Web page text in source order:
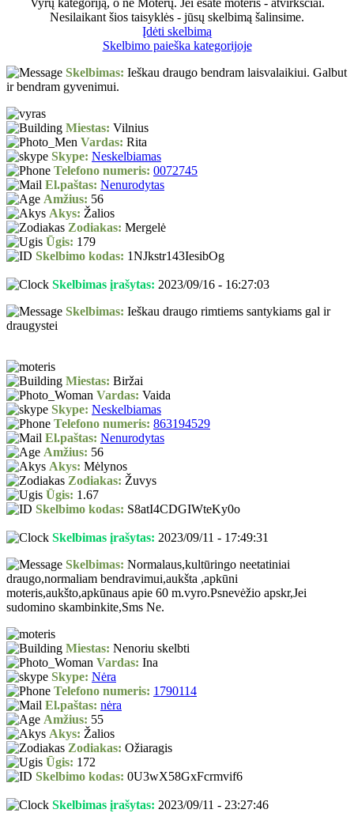
Vyrų kategoriją, o ne Moterų. Jei esate moteris - atvirkščiai.
Nesilaikant šios taisyklės - jūsų skelbimą šalinsime.
Įdėti skelbimą
Skelbimo paieška kategorijoje
Skelbimas: Ieškau draugo bendram laisvalaikiui. Galbut
ir bendram gyvenimui.
Miestas: Vilnius
Vardas: Rita
Skype: Neskelbiamas
Telefono numeris: 0072745
El.paštas: Nenurodytas
Amžius: 56
Akys: Žalios
Zodiakas: Mergelė
Ūgis: 179
Skelbimo kodas: 1NJkstr143IesibOg
Skelbimas įrašytas: 2023/09/16 - 16:27:03
Skelbimas: Ieškau draugo rimtiems santykiams gal ir
draugystei
Miestas: Biržai
Vardas: Vaida
Skype: Neskelbiamas
Telefono numeris: 863194529
El.paštas: Nenurodytas
Amžius: 56
Akys: Mėlynos
Zodiakas: Žuvys
Ūgis: 1.67
Skelbimo kodas: S8atI4CDGIWteKy0o
Skelbimas įrašytas: 2023/09/11 - 17:49:31
Skelbimas: Normalaus,kultūringo neetatiniai
draugo,normaliam bendravimui,aukšta ,apkūni
moteris,aukšto,apkūnaus apie 60 m.vyro.Psnevėžio apskr,Jei
sudomino skambinkite,Sms Ne.
Miestas: Nenoriu skelbti
Vardas: Ina
Skype: Nėra
Telefono numeris: 1790114
El.paštas: nėra
Amžius: 55
Akys: Žalios
Zodiakas: Ožiaragis
Ūgis: 172
Skelbimo kodas: 0U3wX58GxFcrmvif6
Skelbimas įrašytas: 2023/09/11 - 23:27:46